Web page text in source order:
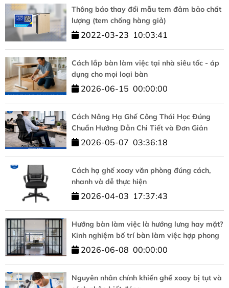
Thông báo thay đổi mẫu tem đảm bảo chất
lượng (tem chống hàng giả)
2022-03-23 10:03:41
Cách lắp bàn làm việc tại nhà siêu tốc - áp
dụng cho mọi loại bàn
2026-06-15 00:00:00
Cách Nâng Hạ Ghế Công Thái Học Đúng
Chuẩn Hướng Dẫn Chi Tiết và Đơn Giản
2026-05-07 03:36:18
Cách hạ ghế xoay văn phòng đúng cách,
nhanh và dễ thực hiện
2026-04-03 17:37:43
Hướng bàn làm việc là hướng lưng hay mặt?
Kinh nghiệm bố trí bàn làm việc hợp phong
thủy2026-06-08 00:00:00
Nguyên nhân chính khiến ghế xoay bị tụt và